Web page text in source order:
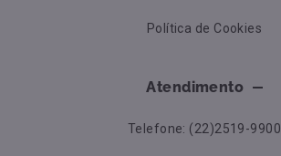
Política de Cookies
Atendimento
Telefone: (22)2519-9900